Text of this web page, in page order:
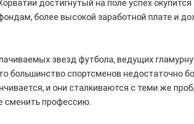
достигнутый на поле успех
более высокой заработной плате и
звезд футбола, ведущих
большинство спортсменов недостаточно
и они сталкиваются с теми же
сменить профессию.